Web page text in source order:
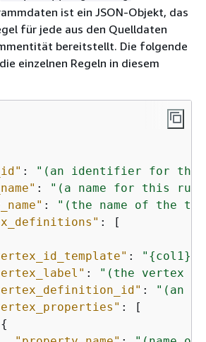
ist ein JSON-Objekt, das
für jede aus den Quelldaten
bereitstellt. Die folgende
einzelnen Regeln in diesem
:
"(an identifier for
:
"(a name for this
:
"(the name of the
: [
: " {col1}"
:
"(the vertex
:
"(an
: [
{